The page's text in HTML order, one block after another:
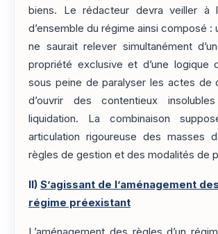
biens. Le rédacteur devra veiller à
d’ensemble du régime ainsi composé :
ne saurait relever simultanément
propriété exclusive et d’une logique
sous peine de paralyser les actes de
d’ouvrir des contentieux
liquidation. La combinaison
articulation rigoureuse des masses
règles de gestion et des modalités de
II) S’agissant de l’aménagement
régime préexistant